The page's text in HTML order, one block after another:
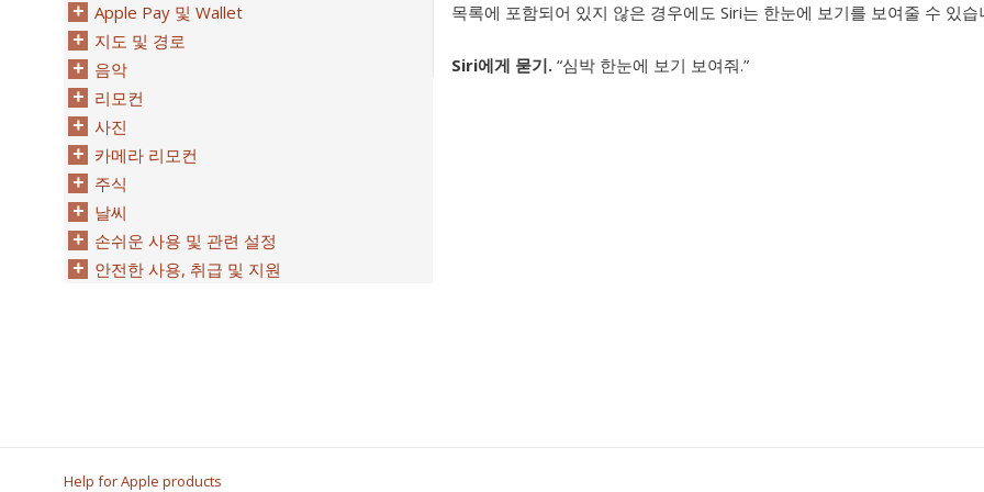
목록에 포함되어 있지 않은 경우에도 Siri는 한눈에 보기를 보여줄 수 있습
Siri에게 묻기. “심박 한눈에 보기 보여줘.”
Apple Pay 및 Wallet
지도 및 경로
음악
리모컨
사진
카메라 리모컨
주식
날씨
손쉬운 사용 및 관련 설정
안전한 사용, 취급 및 지원
Help for Apple products